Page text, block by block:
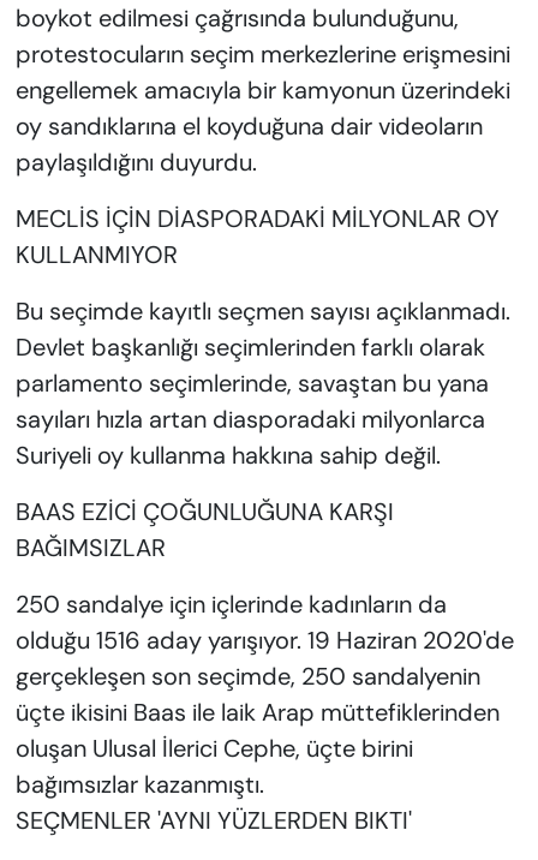
boykot edilmesi çağrısında bulunduğunu,
protestocuların seçim merkezlerine erişmesini
engellemek amacıyla bir kamyonun üzerindeki
oy sandıklarına el koyduğuna dair videoların
paylaşıldığını duyurdu.
MECLİS İÇİN DİASPORADAKİ MİLYONLAR OY
KULLANMIYOR
Bu seçimde kayıtlı seçmen sayısı açıklanmadı.
Devlet başkanlığı seçimlerinden farklı olarak
parlamento seçimlerinde, savaştan bu yana
sayıları hızla artan diasporadaki milyonlarca
Suriyeli oy kullanma hakkına sahip değil.
BAAS EZİCİ ÇOĞUNLUĞUNA KARŞI
BAĞIMSIZLAR
250 sandalye için içlerinde kadınların da
olduğu 1516 aday yarışıyor. 19 Haziran 2020'de
gerçekleşen son seçimde, 250 sandalyenin
üçte ikisini Baas ile laik Arap müttefiklerinden
oluşan Ulusal İlerici Cephe, üçte birini
bağımsızlar kazanmıştı.
SEÇMENLER 'AYNI YÜZLERDEN BIKTI'